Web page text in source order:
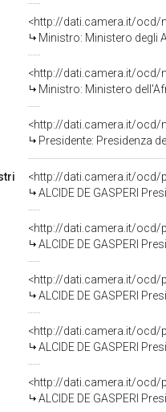
<http://dati.camera.it/ocd/
Ministro: Ministero degli
<http://dati.camera.it/ocd/
Ministro: Ministero
<http://dati.camera.it/ocd/
Presidente: Presidenza
<http://dati.camera.it/ocd/
ALCIDE DE GASPERI
<http://dati.camera.it/ocd/
ALCIDE DE GASPERI
<http://dati.camera.it/ocd/
ALCIDE DE GASPERI
<http://dati.camera.it/ocd/
ALCIDE DE GASPERI
<http://dati.camera.it/ocd/
ALCIDE DE GASPERI